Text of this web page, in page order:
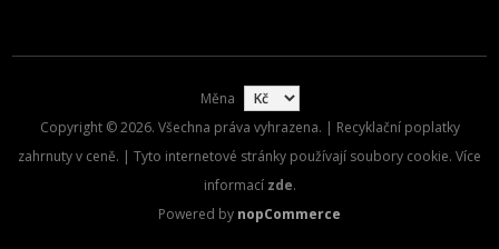
Měna
Copyright © 2026. Všechna práva vyhrazena. | Recyklační poplatky
zahrnuty v ceně. | Tyto internetové stránky používají soubory cookie. Více
informací zde.
Powered by nopCommerce